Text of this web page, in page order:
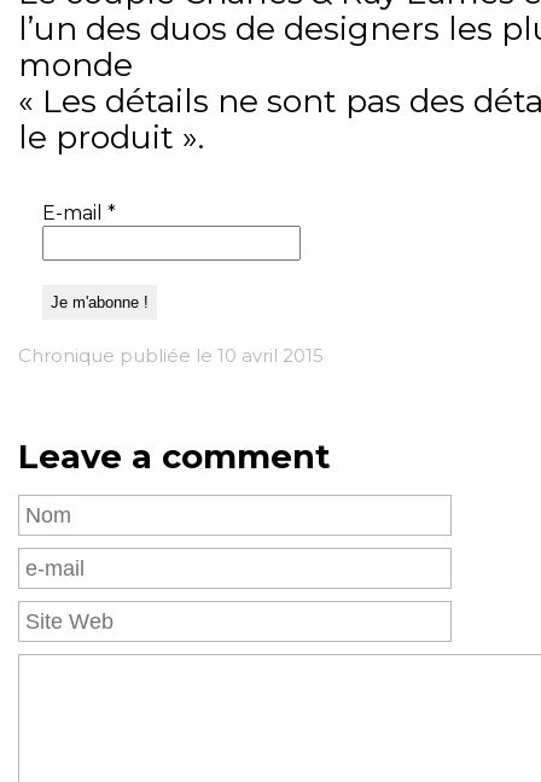
l’un des duos de designers les
monde
« Les détails ne sont pas des
le produit ».
E-mail *
Chronique publiée le 10 avril 2015
Leave a comment